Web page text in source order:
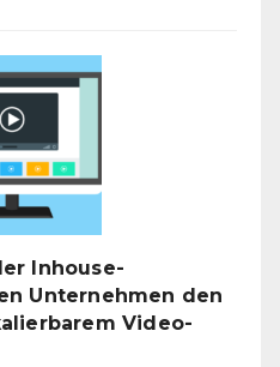
Mittelstand:
jetzt
der
richtige
Zeitpunkt
eine
unternehmensweite
KI-
Inhouse-
Unternehmen den
Video-